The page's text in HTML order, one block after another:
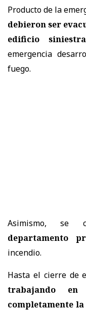
Producto de la
debieron ser
edificio
emergencia
fuego.
Asimismo, se
departamento
incendio.
Hasta el cierre de
trabajando
completamente